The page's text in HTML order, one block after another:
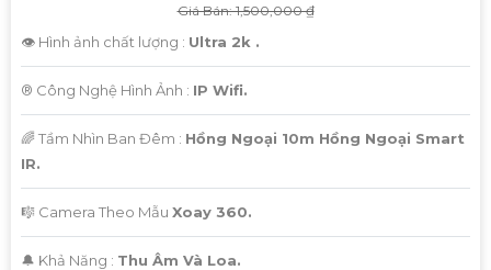
Giá Bán: 1,500,000 ₫
👁 Hình ảnh chất lượng : Ultra 2k .
®️ Công Nghệ Hình Ảnh : IP Wifi.
🌈 Tầm Nhìn Ban Đêm : Hồng Ngoại 10m Hồng Ngoại Smart
IR.
🎼️ Camera Theo Mẫu Xoay 360.
️🔔 Khả Năng : Thu Âm Và Loa.